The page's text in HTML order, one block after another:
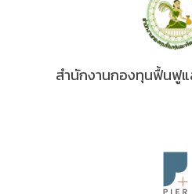
สำนักงานกองทุนฟื้นฟู